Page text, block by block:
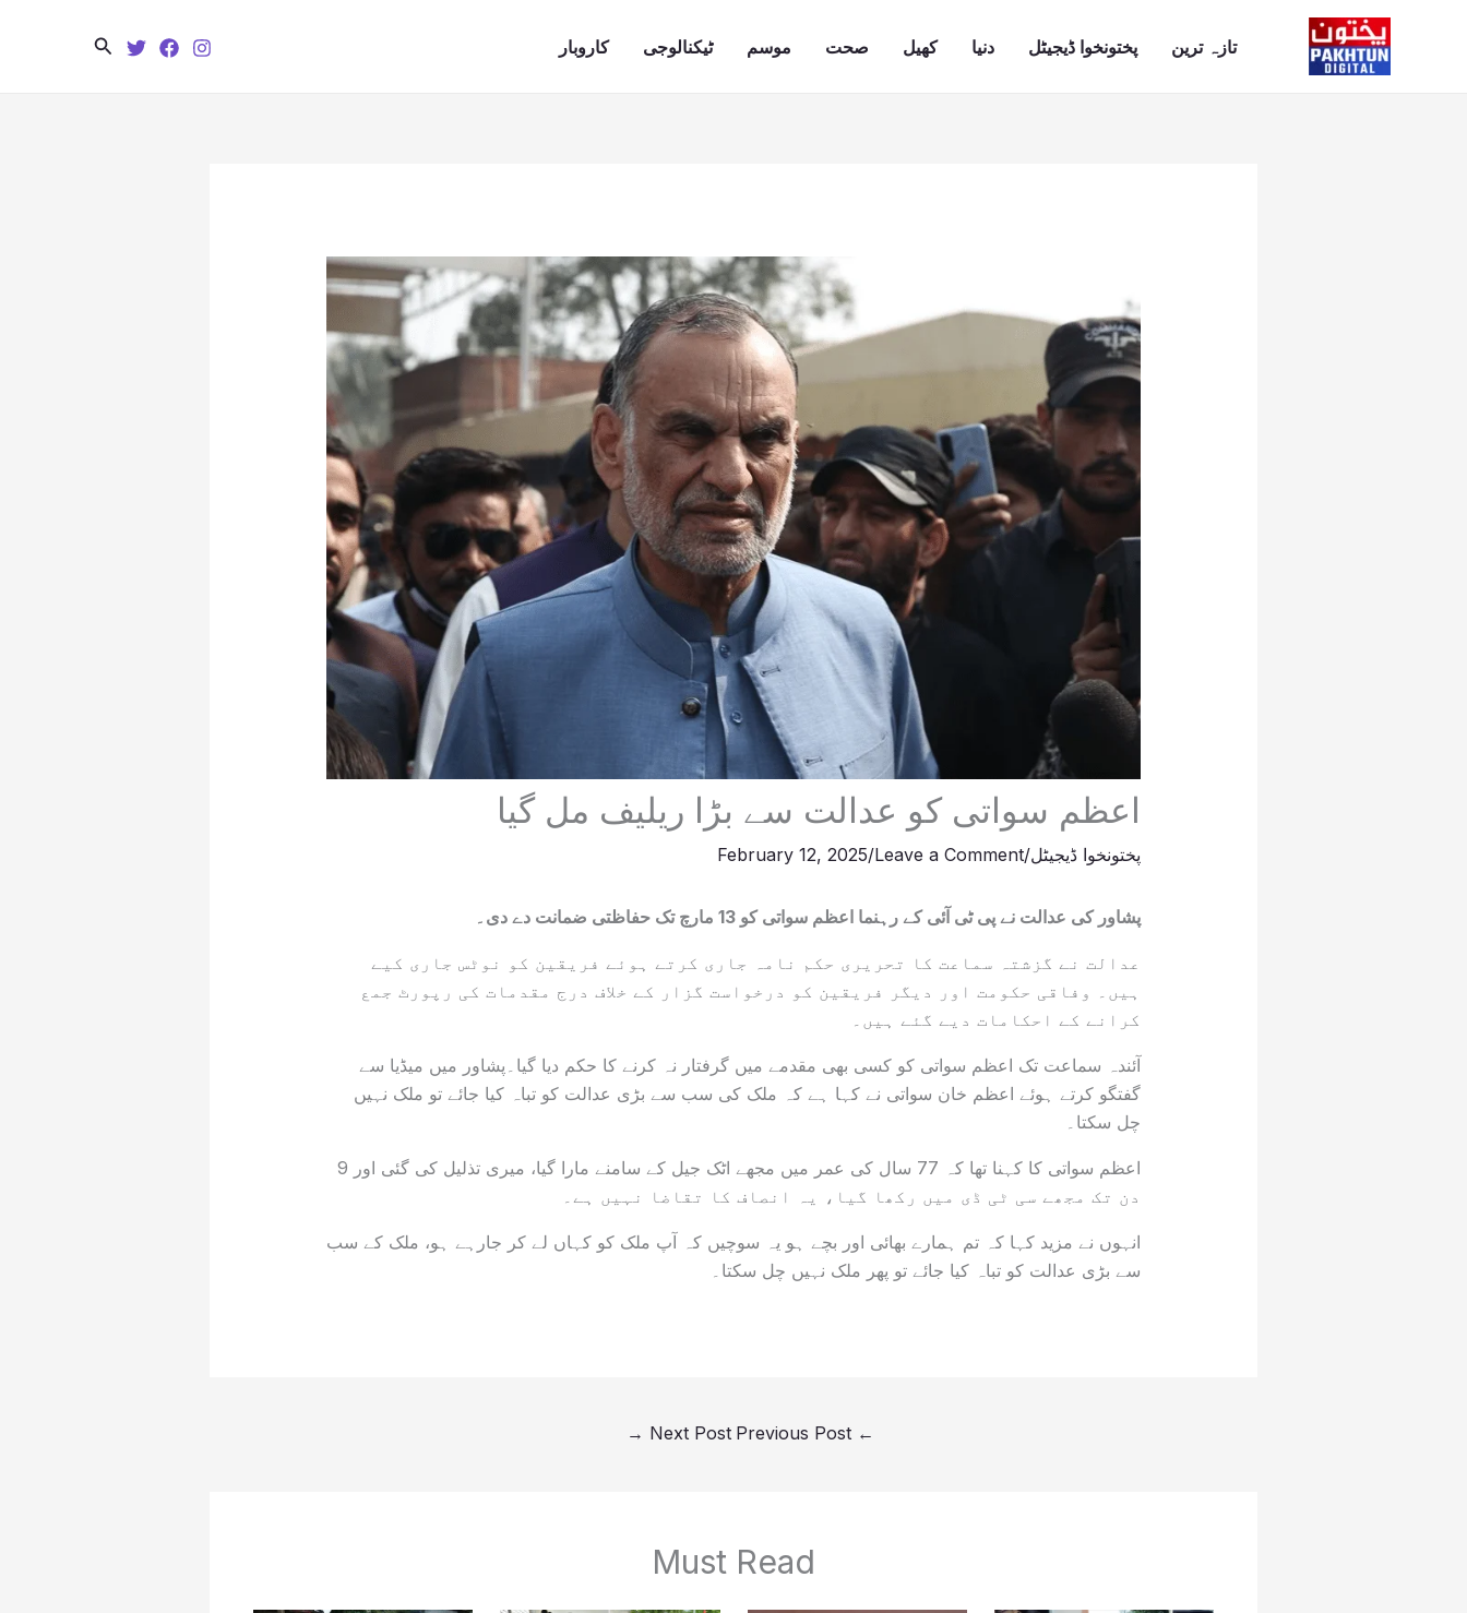
تازہ ترین پختونخوا ڈیجیٹل دنیا کھیل صحت موسم ٹیکنالوجی کاروبار Search
اعظم سواتی کو عدالت سے بڑا ریلیف مل گیا
پختونخوا ڈیجیٹل/
Leave a Comment
/
February 12, 2025
پشاور کی عدالت نے پی ٹی آئی کے رہنما اعظم سواتی کو 13 مارچ تک حفاظتی ضمانت دے دی۔
عدالت نے گزشتہ سماعت کا تحریری حکم نامہ جاری کرتے ہوئے فریقین کو نوٹس جاری کیے
ہیں۔ وفاقی حکومت اور دیگر فریقین کو درخواست گزار کے خلاف درج مقدمات کی رپورٹ جمع
کرانے کے احکامات دیے گئے ہیں۔
آئندہ سماعت تک اعظم سواتی کو کسی بھی مقدمے میں گرفتار نہ کرنے کا حکم دیا گیا۔پشاور میں میڈیا سے
گفتگو کرتے ہوئے اعظم خان سواتی نے کہا ہے کہ ملک کی سب سے بڑی عدالت کو تباہ کیا جائے تو ملک نہیں
چل سکتا۔
اعظم سواتی کا کہنا تھا کہ 77 سال کی عمر میں مجھے اٹک جیل کے سامنے مارا گیا، میری تذلیل کی گئی اور 9
دن تک مجھے سی ٹی ڈی میں رکھا گیا، یہ انصاف کا تقاضا نہیں ہے۔
انہوں نے مزید کہا کہ تم ہمارے بھائی اور بچے ہو یہ سوچیں کہ آپ ملک کو کہاں لے کر جارہے ہو، ملک کے سب
سے بڑی عدالت کو تباہ کیا جائے تو پھر ملک نہیں چل سکتا۔
←
Next Post
→
Must Read